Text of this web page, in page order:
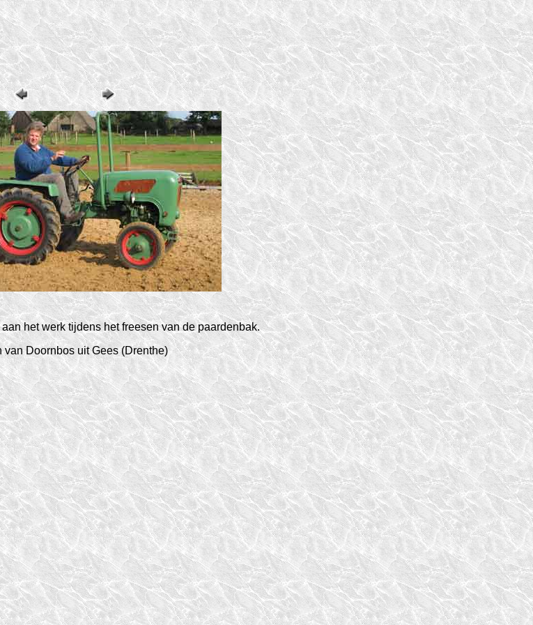
het werk tijdens het freesen van de paardenbak.
van Doornbos uit Gees (Drenthe)